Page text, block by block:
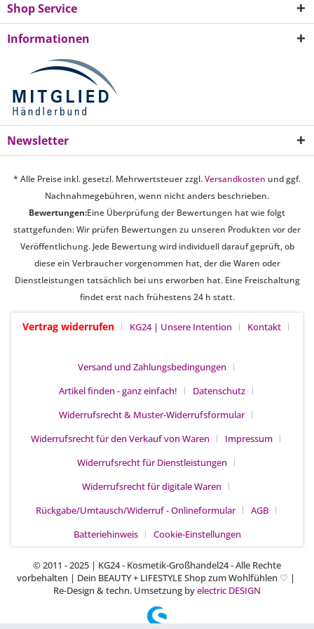
Shop Service
Informationen
Newsletter
* Alle Preise inkl. gesetzl. Mehrwertsteuer zzgl.Versandkosten und ggf.
Nachnahmegebühren, wenn nicht anders beschrieben.
Bewertungen:Eine Überprüfung der Bewertungen hat wie folgt
stattgefunden: Wir prüfen Bewertungen zu unseren Produkten vor der
Veröffentlichung. Jede Bewertung wird individuell darauf geprüft, ob
diese ein Verbraucher vorgenommen hat, der die Waren oder
Dienstleistungen tatsächlich bei uns erworben hat. Eine Freischaltung
findet erst nach frühestens 24 h statt.
Vertrag widerrufen KG24 | Unsere Intention Kontakt
Versand und Zahlungsbedingungen
Artikel finden - ganz einfach!
Datenschutz
Widerrufsrecht & Muster-Widerrufsformular
Widerrufsrecht für den Verkauf von Waren
Impressum
Widerrufsrecht für Dienstleistungen
Widerrufsrecht für digitale Waren
Rückgabe/Umtausch/Widerruf - Onlineformular
AGB
Batteriehinweis
Cookie-Einstellungen
© 2011 - 2025 | KG24 - Kosmetik-Großhandel24 - Alle Rechte
vorbehalten | Dein BEAUTY + LIFESTYLE Shop zum Wohlfühlen ♡ |
Re-Design & techn. Umsetzung byelectric DESIGN